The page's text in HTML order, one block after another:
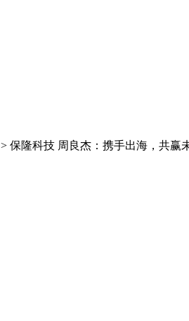
> 保隆科技 周良杰：携手出海，共赢